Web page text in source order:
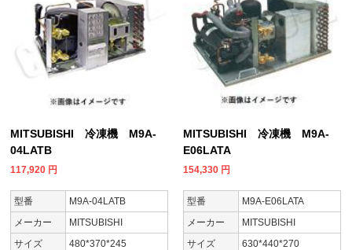
MITSUBISHI 冷凍機 M9A-
04LATB
117,920 円
型番
M9A-04LATB
メーカー
MITSUBISHI
サイズ
480*370*245
MITSUBISHI 冷凍機 M9A-
E06LATA
154,330 円
型番
M9A-E06LATA
メーカー
MITSUBISHI
サイズ
630*440*270